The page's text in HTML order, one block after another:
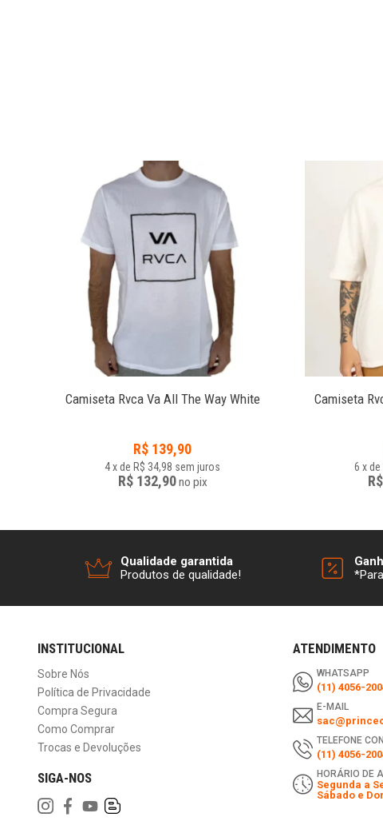
Camiseta Rvca Va All The Way White
R$ 139,90
4xde R$ 34,98 sem juros
R$ 132,90no pix
Camiseta
6 xde
Qualidade garantida
Produtos de qualidade!
INSTITUCIONAL
Sobre Nós
Política de Privacidade
Compra Segura
Como Comprar
Trocas e Devoluções
SIGA-NOS
ATENDIMENTO
WHATSAPP
(11) 4056-
E-MAIL
TELEFONE
(11) 4056-
HORÁRIO DE
Segunda a
Sábado e